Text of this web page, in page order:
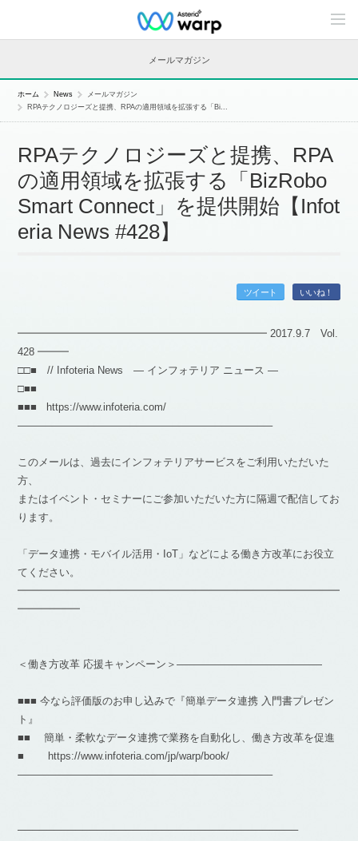
C
n
n
メールマガジン
ホーム News
メールマガジン
RPAテクノロジーズと提携、RPAの適用領域を拡張する「Bi...
RPAテクノロジーズと提携、RPA
の適用領域を拡張する「BizRobo
Smart Connect」を提供開始【Infot
eria News #428】
ツイート いいね！
━━━━━━━━━━━━━━━━━━━━━━━━ 2017.9.7 Vol.
428 ━━━
□□■ // Infoteria News — インフォテリア ニュース —
□■■
■■■ https://www.infoteria.com/
————————————————————————–
このメールは、過去にインフォテリアサービスをご利用いただいた
方、
またはイベント・セミナーにご参加いただいた方に隔週で配信してお
ります。
「データ連携・モバイル活用・IoT」などによる働き方改革にお役立
てください。
━━━━━━━━━━━━━━━━━━━━━━━━━━━━━━━
━━━━━━
＜働き方改革 応援キャンペーン＞——————————————
■■■ 今なら評価版のお申し込みで『簡単データ連携 入門書プレゼン
ト』
■■ 簡単・柔軟なデータ連携で業務を自動化し、働き方改革を促進
■ https://www.infoteria.com/jp/warp/book/
————————————————————————–
───────────────────────────────────────